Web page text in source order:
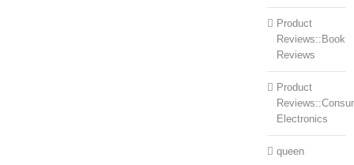
Product
Reviews::Book
Reviews
Product
Electronics
queen